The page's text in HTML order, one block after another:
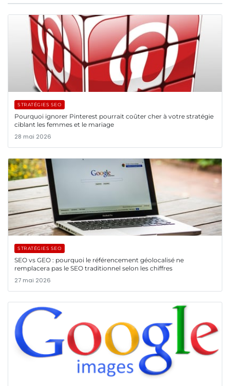
STRATÉGIES SEO
Pourquoi ignorer Pinterest pourrait coûter cher à votre stratégie
ciblant les femmes et le mariage
28 mai 2026
STRATÉGIES SEO
SEO vs GEO : pourquoi le référencement géolocalisé ne
remplacera pas le SEO traditionnel selon les chiffres
27 mai 2026